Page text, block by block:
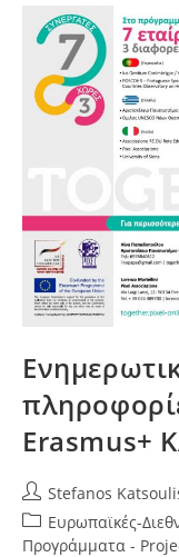
–
Erasmus+
Post
author:
Stefanos
Post
category:
Ευρωπαϊκές-
Προγράμματα -